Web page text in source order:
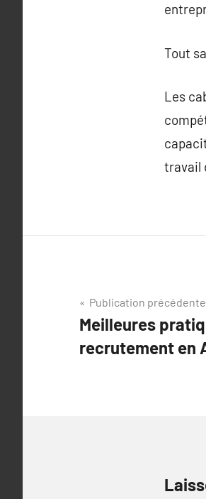
Tout
Les
travail
Navigation
de
l’article
Publication précédente
Meilleures
recrutement en